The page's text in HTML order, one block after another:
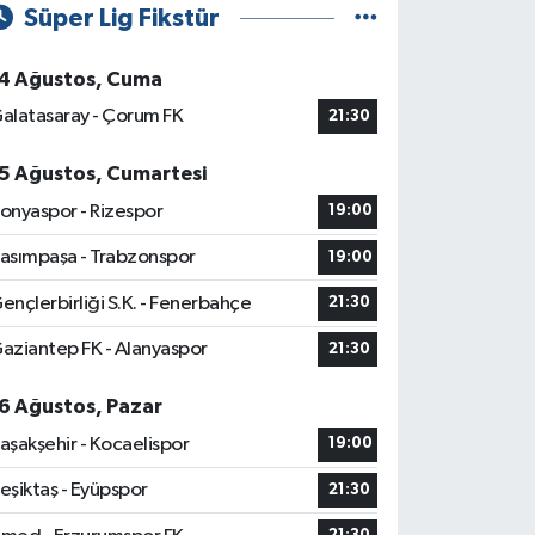
Süper Lig Fikstür
Ağustos, Cuma
- Çorum FK
21:30
Ağustos, Cumartesi
- Rizespor
19:00
- Trabzonspor 19:00
S.K. - Fenerbahçe 21:30
FK - Alanyaspor 21:30
Ağustos, Pazar
- Kocaelispor
19:00
- Eyüpspor 21:30